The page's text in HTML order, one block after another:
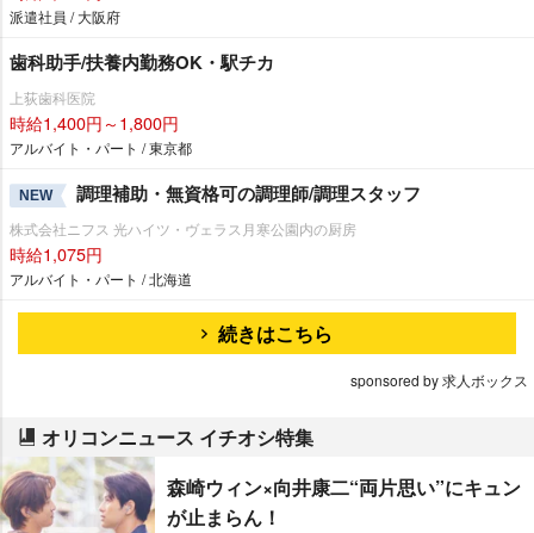
派遣社員 / 大阪府
歯科助手/扶養内勤務OK・駅チカ
上荻歯科医院
時給1,400円～1,800円
アルバイト・パート / 東京都
NEW 調理補助・無資格可の調理師/調理スタッフ
株式会社ニフス 光ハイツ・ヴェラス月寒公園内の厨房
時給1,075円
アルバイト・パート / 北海道
続きはこちら
sponsored by 求人ボックス
オリコンニュース イチオシ特集
森崎ウィン×向井康二“両片思い”にキュン
が止まらん！